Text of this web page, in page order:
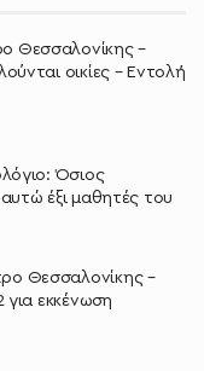
Θεσσαλονίκης –
οικίες – Εντολή
Όσιος
έξι μαθητές του
Θεσσαλονίκης –
για εκκένωση